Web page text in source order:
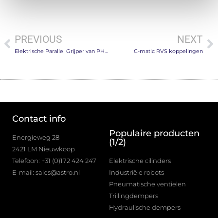
PREVIOUS
Elektrische Parallel Grijper van PHD
NEXT
C-matic RVS koppelingen
Contact info
Energieweg 28
2421 LM Nieuwkoop
Telefoon: +31 (0)172 424 247
E-mail: sales@astro.nl
Populaire producten
(1/2)
Elektrische cilinders
Industriële robots
Pneumatische ventielen
Trillingdempers
Hydraulische dempers